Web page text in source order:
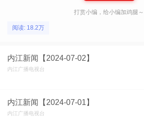
打赏小编，给小编加鸡腿～
阅读: 18.2万
内江新闻【2024-07-02】
内江广播电视台
内江新闻【2024-07-01】
内江广播电视台